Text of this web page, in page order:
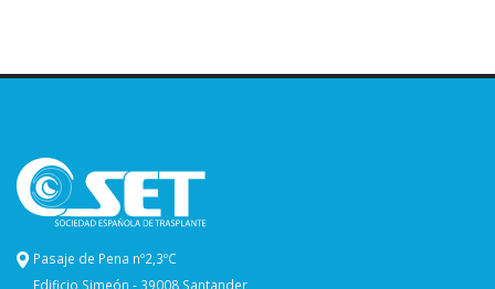
Pasaje de Pena nº2,3ºC
Edificio Simeón - 39008 Santander